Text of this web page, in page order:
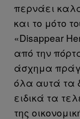
περνάει
και το μότο
«Disappear
από την
άσχημα
όλα αυτά τα
ειδικά τα
της